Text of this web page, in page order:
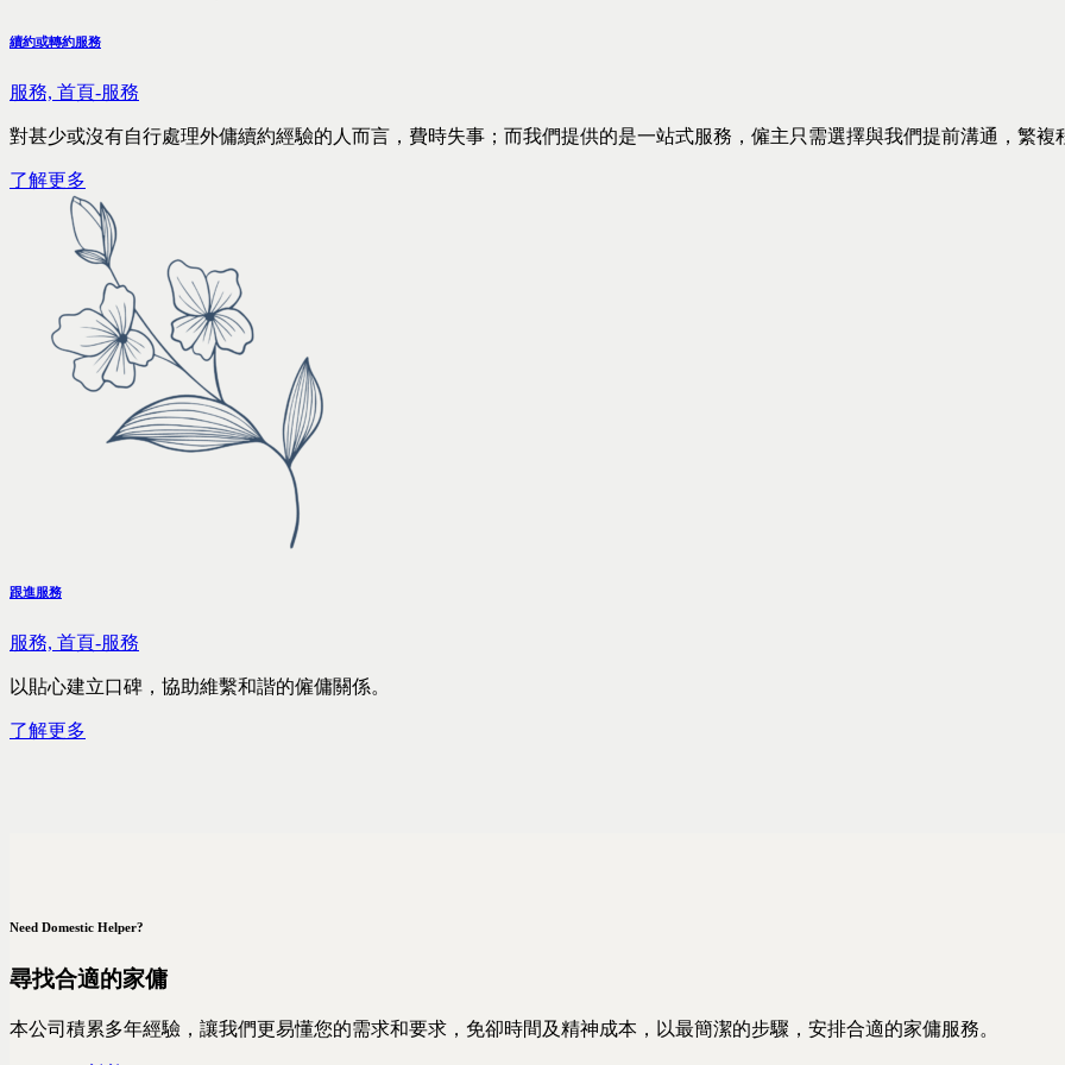
續約或轉約服務
服務, 首頁-服務
對甚少或沒有自行處理外傭續約經驗的人而言，費時失事；而我們提供的是一站式服務，僱主只需選擇與我們提前溝通，繁複
了解更多
跟進服務
服務, 首頁-服務
以貼心建立口碑，協助維繫和諧的僱傭關係。
了解更多
Need Domestic Helper?
尋找合適的家傭
本公司積累多年經驗，讓我們更易懂您的需求和要求，免卻時間及精神成本，以最簡潔的步驟，安排合適的家傭服務。